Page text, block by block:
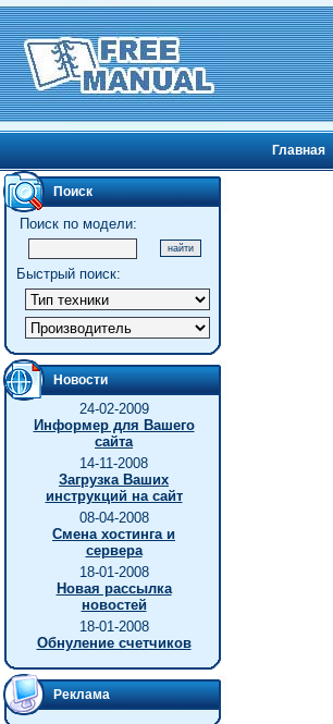
Главная
Поиск
Поиск по модели:
Быстрый поиск:
Новости
24-02-2009
Информер для Вашего
сайта
14-11-2008
Загрузка Ваших
инструкций на сайт
08-04-2008
Смена хостинга и
сервера
18-01-2008
Новая рассылка
новостей
18-01-2008
Обнуление счетчиков
Реклама